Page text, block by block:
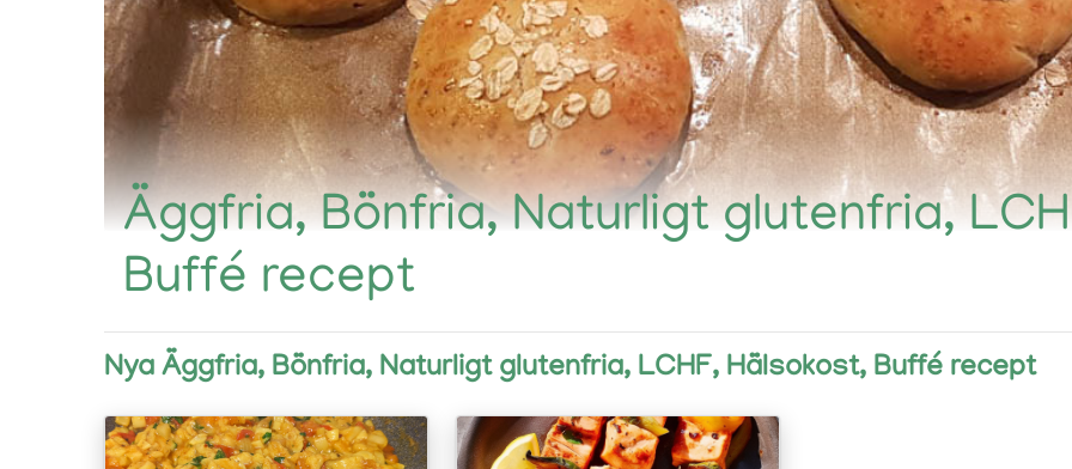
Äggfria, Bönfria, Naturligt glutenfria,
Buffé recept
Nya Äggfria, Bönfria, Naturligt glutenfria, LCHF, Hälsokost, Buffé recept